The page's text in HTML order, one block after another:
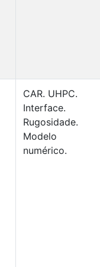
CAR. UHPC.
Interface.
Rugosidade.
Modelo
numérico.